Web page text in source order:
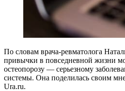
По словам врача-ревматолога
привычки в повседневной жизни
остеопорозу — серьезному
системы. Она поделилась своим
Ura.ru.